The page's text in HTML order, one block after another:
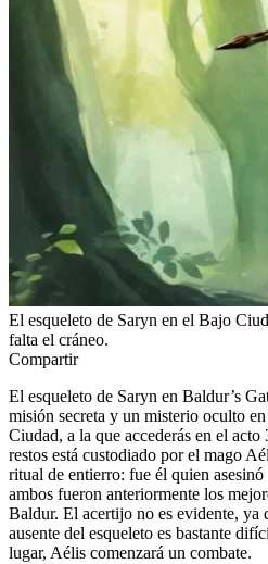
El esqueleto de Saryn en el Bajo
falta el cráneo.
Compartir
El esqueleto de Saryn en Baldur’s
misión secreta y un misterio oculto
Ciudad, a la que accederás en el
restos está custodiado por el mago
ritual de entierro: fue él quien
ambos fueron anteriormente los
Baldur. El acertijo no es evidente, ya
ausente del esqueleto es bastante
lugar, Aélis comenzará un combate.